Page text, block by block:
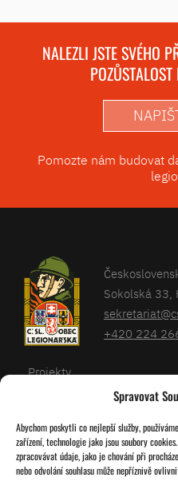
Spravovat
Abychom poskytli co nejlepší služby,
zařízení, technologie jako jsou soubory
zpracovávat údaje, jako je chování při
nebo odvolání souhlasu může nepříznivě
NALEZLI JSTE SVÉHO
Pomozte nám budovat
Sokolská 33,
+420 224
Projekty
Kalendář
O nás